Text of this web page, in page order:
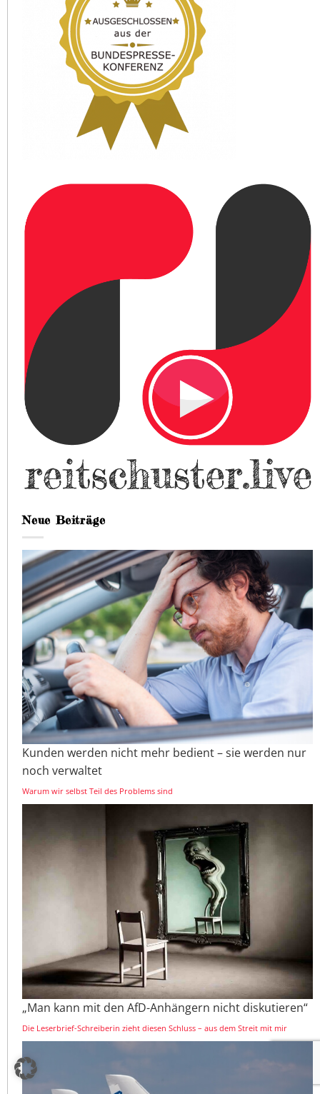
Neue Beiträge
Kunden werden nicht mehr bedient – sie werden nur
noch verwaltet
Warum wir selbst Teil des Problems sind
„Man kann mit den AfD-Anhängern nicht diskutieren“
Die Leserbrief-Schreiberin zieht diesen Schluss – aus dem Streit mit mir